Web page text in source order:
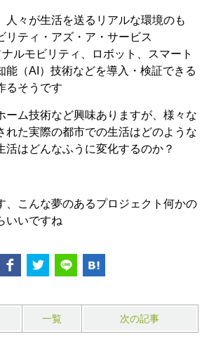
人々が生活を送るリアルな環境のも
リティ・アズ・ア・サービス
ナルモビリティ、ロボット、スマート
能（AI）技術などを導入・検証できる
るそうです
ーム技術など興味ありますが、様々な
れた実際の都市での生活はどのような
活はどんなふうに変化するのか？
、こんな夢のあるプロジェクト何かの
いいですね
一覧 次の記事